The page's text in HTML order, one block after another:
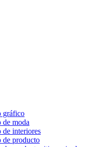
gráfico
de moda
de interiores
de producto